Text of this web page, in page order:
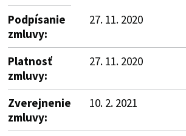
Podpísanie
zmluvy:
27. 11. 2020
Platnosť
zmluvy:
27. 11. 2020
Zverejnenie
zmluvy:
10. 2. 2021